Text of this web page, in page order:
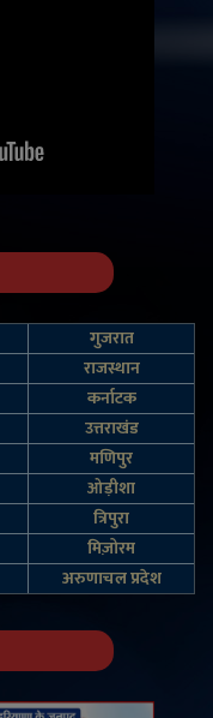
गुजरात
राजस्थान
कर्नाटक
उत्तराखंड
मणिपुर
ओड़ीशा
त्रिपुरा
मिज़ोरम
अरुणाचल प्रदेश